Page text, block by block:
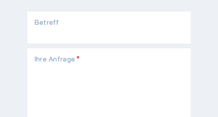
Betreff
Pflichtfeld
Ihre Anfrage *